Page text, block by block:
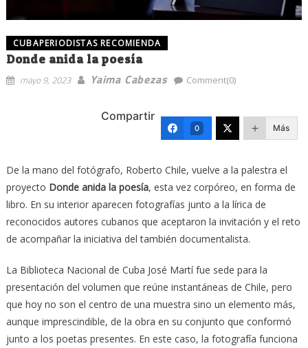
CUBAPERIODISTAS RECOMIENDA
Donde anida la poesía
mayo 9, 2023 Yaima Cabezas Comment(0)
Compartir
0 Más
De la mano del fotógrafo, Roberto Chile, vuelve a la palestra el
proyecto Donde anida la poesía, esta vez corpóreo, en forma de
libro. En su interior aparecen fotografías junto a la lírica de
reconocidos autores cubanos que aceptaron la invitación y el reto
de acompañar la iniciativa del también documentalista.
La Biblioteca Nacional de Cuba José Martí fue sede para la
presentación del volumen que reúne instantáneas de Chile, pero
que hoy no son el centro de una muestra sino un elemento más,
aunque imprescindible, de la obra en su conjunto que conformó
junto a los poetas presentes. En este caso, la fotografía funciona